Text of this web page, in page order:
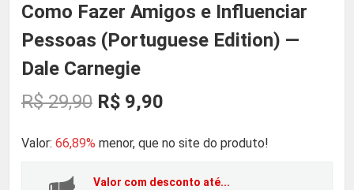
Como Fazer Amigos e Influenciar
Pessoas (Portuguese Edition) —
Dale Carnegie
R$29,90 O
p
r
R$ 9,90
p
r
Valor: 66,89% menor, que no site do produto!
Valor com desconto até...